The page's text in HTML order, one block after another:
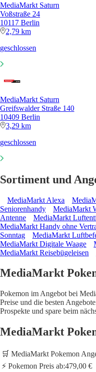
MediaMarkt Saturn
Voßstraße 24
10117 Berlin
2,79 km
geschlossen
MediaMarkt Saturn
Greifswalder Straße 140
10409 Berlin
3,29 km
geschlossen
Sortiment und
MediaMarkt Alexa
Seniorenhandy
MediaMarkt
Antenne
MediaMarkt
MediaMarkt Handy ohne
Sonntag
MediaMarkt
MediaMarkt Digitale Waage
MediaMarkt Reisebügeleisen
MediaMarkt
Pokemon im Angebot bei
Preise und die besten
Prospekte und spare beim
MediaMarkt
🛒 MediaMarkt Pokemon
⚡ Pokemon Preis ab:479,00 €